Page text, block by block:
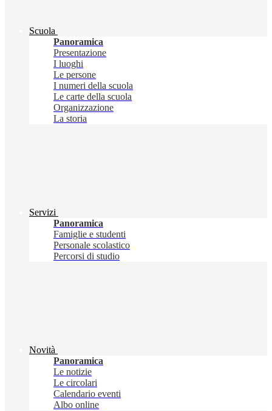
Scuola
Panoramica
Presentazione
I luoghi
Le persone
I numeri della scuola
Le carte della scuola
Organizzazione
La storia
Servizi
Panoramica
Famiglie e studenti
Personale scolastico
Percorsi di studio
Novità
Panoramica
Le notizie
Le circolari
Calendario eventi
Albo online